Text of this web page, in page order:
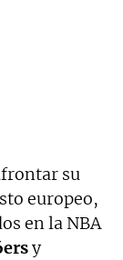
su
europeo,
en la NBA
y